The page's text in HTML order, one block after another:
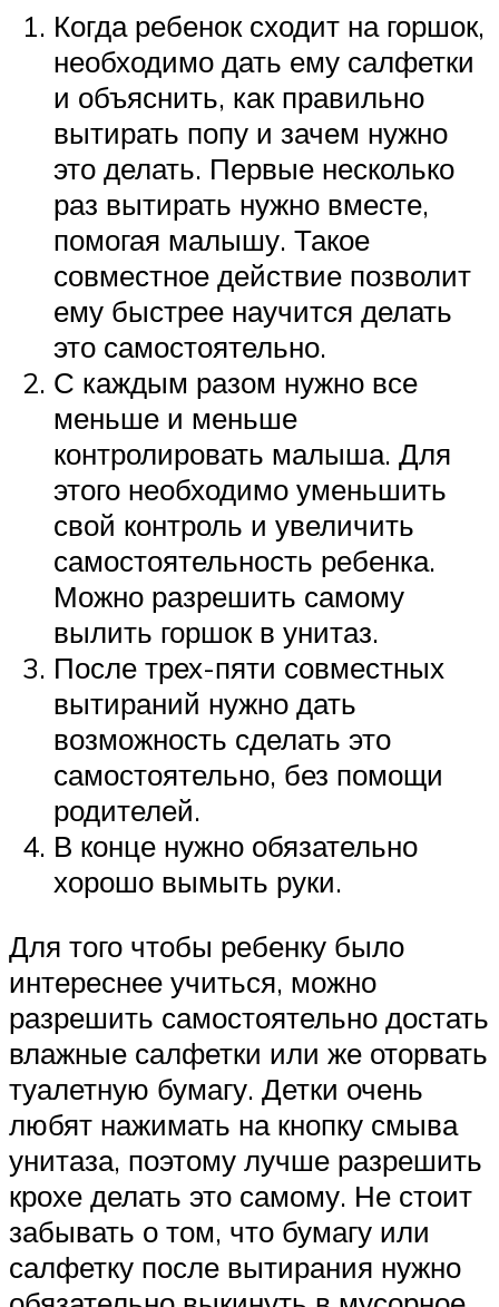
Когда ребенок сходит на горшок,
необходимо дать ему салфетки
и объяснить, как правильно
вытирать попу и зачем нужно
это делать. Первые несколько
раз вытирать нужно вместе,
помогая малышу. Такое
совместное действие позволит
ему быстрее научится делать
это самостоятельно.
С каждым разом нужно все
меньше и меньше
контролировать малыша. Для
этого необходимо уменьшить
свой контроль и увеличить
самостоятельность ребенка.
Можно разрешить самому
вылить горшок в унитаз.
После трех-пяти совместных
вытираний нужно дать
возможность сделать это
самостоятельно, без помощи
родителей.
В конце нужно обязательно
хорошо вымыть руки.
Для того чтобы ребенку было
интереснее учиться, можно
разрешить самостоятельно достать
влажные салфетки или же оторвать
туалетную бумагу. Детки очень
любят нажимать на кнопку смыва
унитаза, поэтому лучше разрешить
крохе делать это самому. Не стоит
забывать о том, что бумагу или
салфетку после вытирания нужно